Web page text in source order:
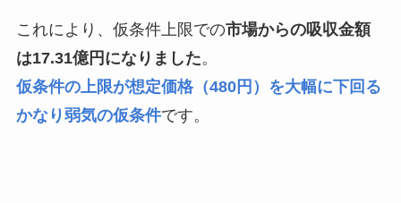
これにより、仮条件上限での市場からの吸収金額
は17.31億円になりました。
仮条件の上限が想定価格（480円）を大幅に下回る
かなり弱気の仮条件です。